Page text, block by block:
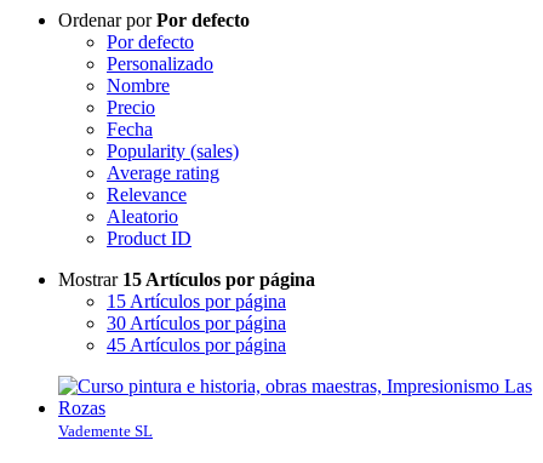
Ordenar porPor defecto
Por defecto
Personalizado
Nombre
Precio
Fecha
Popularity (sales)
Average rating
Relevance
Aleatorio
Product ID
Mostrar 15 Artículos por página
15 Artículos por página
30 Artículos por página
45 Artículos por página
Vademente SL